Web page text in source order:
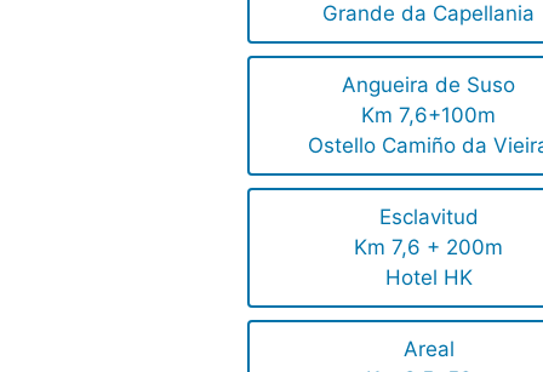
Grande da Capellania
Angueira de Suso
Km 7,6+100m
Ostello Camiño da
Esclavitud
Km 7,6 + 200m
Hotel HK
Areal